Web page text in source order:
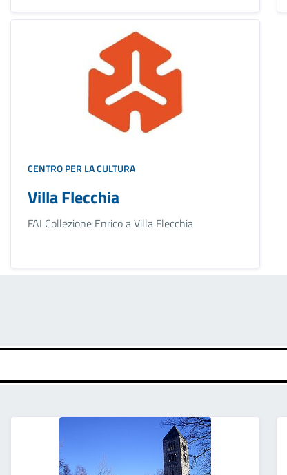
CENTRO PER LA CULTURA
Villa Flecchia
FAI Collezione Enrico a Villa Flecchia